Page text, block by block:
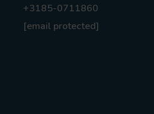
+3185-0711860
[email protected]